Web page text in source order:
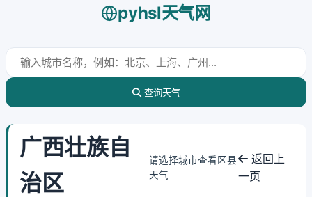
pyhsl天气网
查询天气
广西壮族自
治区
请选择城市查看区县
天气
返回上
一页